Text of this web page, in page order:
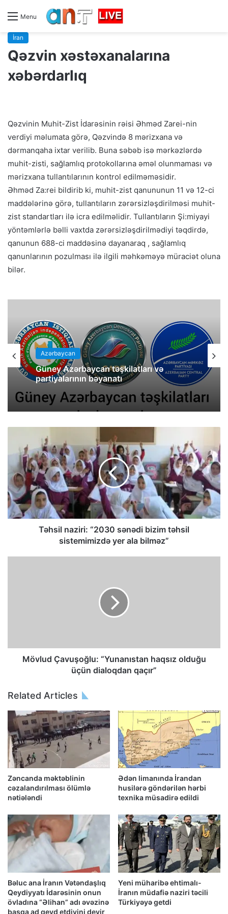
Menu
İran
Qəzvin xəstəxanalarına
xəbərdarlıq
Qəzvinin Muhit-Zist İdarəsinin rəisi Əhməd Zarei-nin
verdiyi məlumata görə, Qəzvində 8 mərizxana və
dərmanqaha ixtar verilib. Buna səbəb isə mərkəzlərdə
muhit-zisti, sağlamlıq protokollarına əməl olunmaması və
mərizxana tullantılarının kontrol edilməməsidir.
Əhməd Za:rei bildirib ki, muhit-zist qanununun 11 və 12-ci
maddələrinə görə, tullantıların zərərsizləşdirilməsi muhit-
zist standartları ilə icra edilməlidir. Tullantıların Şi:miyayi
yöntəmlərlə bəlli vaxtda zərərsizləşdirilmədiyi təqdirdə,
qanunun 688-ci maddəsinə dayanaraq , sağlamlıq
qanunlarının pozulması ilə ilgili məhkəməyə müraciət oluna
bilər.
Azərbaycan
Güney Azərbaycan təşkilatları və
partiyalarının bəyanatı
Təhsil naziri: “2030 sənədi bizim təhsil
sistemimizdə yer ala bilməz”
Mövlud Çavuşoğlu: “Yunanıstan haqsız olduğu
üçün dialoqdan qaçır”
Related Articles
Zəncanda məktəblinin
cəzalandırılması ölümlə
nətiələndi
Ədən limanında İrandan
husilərə göndərilən hərbi
texnika müsadirə edildi
Bəluc ana İranın Vətəndaşlıq
Qeydiyyatı İdarəsinin onun
övladına “Əlihan” adı əvəzinə
başqa ad qeyd etdiyini deyir
Yeni müharibə ehtimalı-
İranın müdafiə naziri təcili
Türkiyəyə getdi